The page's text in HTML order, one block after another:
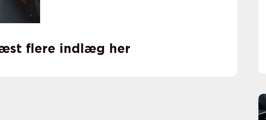
flere indlæg her